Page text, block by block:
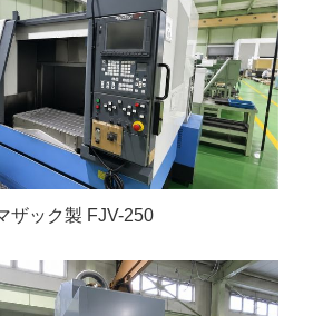
ザック製 FJV-250